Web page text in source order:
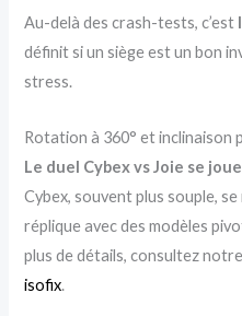
Au-delà des crash-tests, c’est
définit si un siège est un bon
stress.
Rotation à 360° et inclinaison
Le duel Cybex vs Joie se
Cybex, souvent plus souple, se
réplique avec des modèles
plus de détails, consultez
isofix.